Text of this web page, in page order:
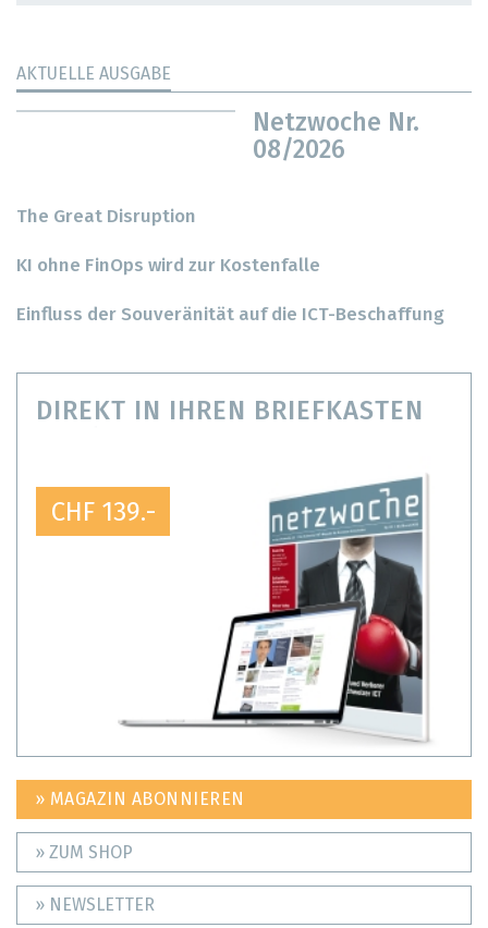
AKTUELLE AUSGABE
Netzwoche Nr.
08/2026
The Great Disruption
KI ohne FinOps wird zur Kostenfalle
Einfluss der Souveränität auf die ICT-Beschaffung
DIREKT IN IHREN BRIEFKASTEN
CHF 139.-
» MAGAZIN ABONNIEREN
» ZUM SHOP
» NEWSLETTER